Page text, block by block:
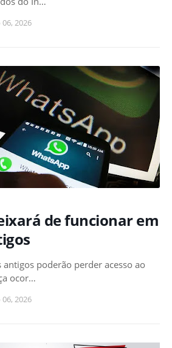
2026
de funcionar em
poderão perder acesso ao
ocor…
2026